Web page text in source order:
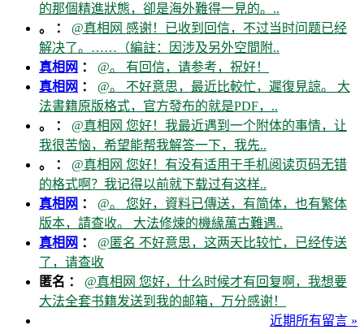
的那個精進狀態，卻是海外難得一見的。..
。 ： @真相网 感谢！已收到回信，不过当时问题已经
解决了。……（編註：因涉及另外空間附..
真相网 ： @。 有回信，请参考，祝好！
真相网 ： @。 不好意思，最近比較忙，遲復見諒。 大
法書籍原版格式，官方發布的就是PDF，..
。 ： @真相网 您好！我最近遇到一个附体的事情，让
我很苦恼，希望能帮我解答一下，我先..
。 ： @真相网 您好！有没有适用于手机阅读页码无错
的格式啊？我记得以前就下载过有这样..
真相网 ： @。 您好，資料已傳送，有简体，也有繁体
版本，請查收。 大法修煉的機緣萬古難遇..
真相网 ： @匿名 不好意思，这两天比较忙，已经传送
了，请查收
匿名 ： @真相网 您好，什么时候才有回复啊，我想要
大法全套书籍发送到我的邮箱，万分感谢！
近期所有留言 »